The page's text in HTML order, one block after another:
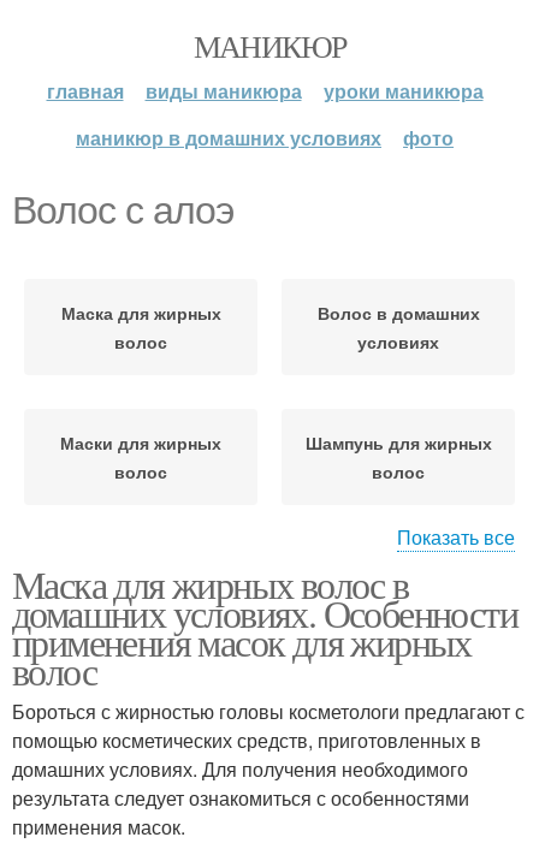
МАНИКЮР
главная виды маникюра
уроки маникюра
маникюр в домашних условиях
фото
Волос с алоэ
Маска для жирных
волос
Волос в домашних
условиях
Маски для жирных
волос
Шампунь для жирных
волос
волос
Маска для волос
Глина для волос Маски для волос
Показать все
Маска для жирных волос в
домашних условиях. Особенности
применения масок для жирных
волос
Бороться с жирностью головы косметологи предлагают с
помощью косметических средств, приготовленных в
домашних условиях. Для получения необходимого
результата следует ознакомиться с особенностями
применения масок.